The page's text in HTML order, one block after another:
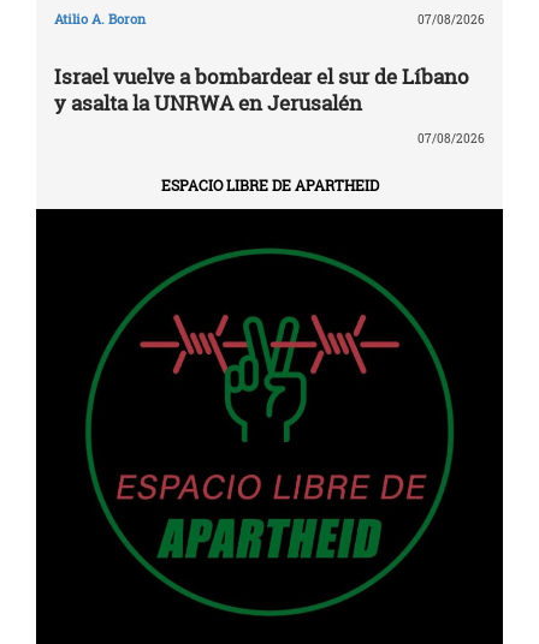
Atilio A. Boron 07/08/2026
Israel vuelve a bombardear el sur de Líbano
y asalta la UNRWA en Jerusalén
07/08/2026
ESPACIO LIBRE DE APARTHEID